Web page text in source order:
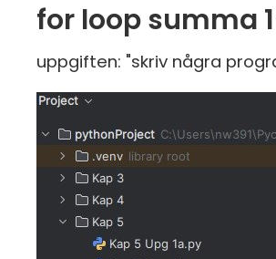
for loop summa
uppgiften: "skriv några